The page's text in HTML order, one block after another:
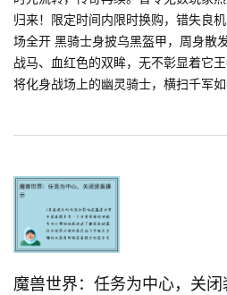
归来！限定时间内限时换购，错失良
场全开 黑骑士身披乌黑盔甲，周身散
战马、血红色的双眸，无不彰显着它
将化身战场上的幽灵骑士，横扫千军
魔兽世界：任务为中心，关闭